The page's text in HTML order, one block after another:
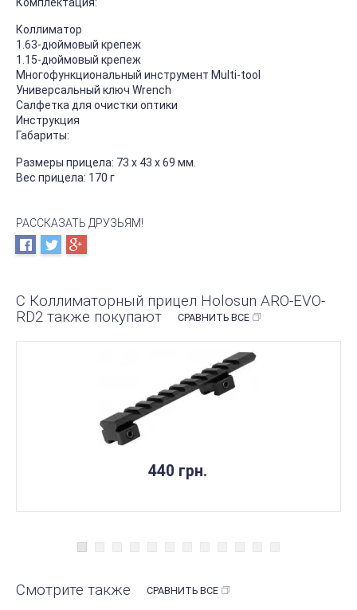
Комплектация:
Коллиматор
1.63-дюймовый крепеж
1.15-дюймовый крепеж
Многофункциональный инструмент Multi-tool
Универсальный ключ Wrench
Салфетка для очистки оптики
Инструкция
Габариты:
Размеры прицела: 73 x 43 x 69 мм.
Вес прицела: 170 г
РАССКАЗАТЬ ДРУЗЬЯМ!
С Коллиматорный прицел Holosun ARO-EVO-
RD2 также покупают
СРАВНИТЬ ВСЕ
440 грн.
Смотрите также СРАВНИТЬ ВСЕ